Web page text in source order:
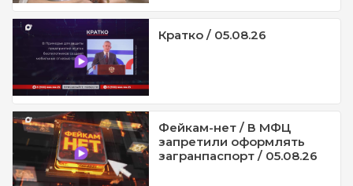
Кратко / 05.08.26
Фейкам-нет / В МФЦ
запретили оформлять
загранпаспорт / 05.08.26